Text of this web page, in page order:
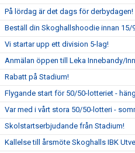
På lördag är det dags för derbydagen!
Beställ din Skoghallshoodie innan 15/
Vi startar upp ett division 5-lag!
Anmälan öppen till Leka Innebandy/
Rabatt på Stadium!
Flygande start för 50/50-lotteriet -
Var med i vårt stora 50/50-lotteri -
Skolstartserbjudande från Stadium!
Kallelse till årsmöte Skoghalls IBK